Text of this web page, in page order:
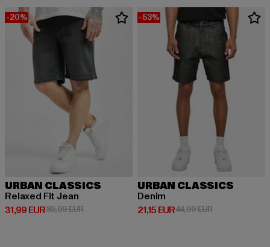
-20%
URBAN CLASSICS
Relaxed Fit Jean
31,99 EUR
Derzeitiger Preis: 31,99 EUR
39,99 EURAktionspreis: 39,99 EUR
-53%
URBAN CLASSICS
Denim
21,15 EUR
Derzeitiger Preis: 21,15 EUR
44,99 EURAktionspreis: